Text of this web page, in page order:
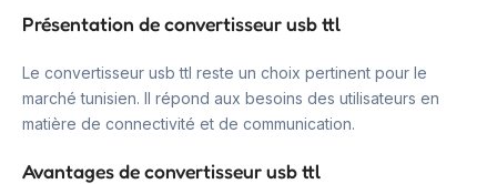
Présentation de convertisseur usb ttl
Le convertisseur usb ttl reste un choix pertinent pour le
marché tunisien. Il répond aux besoins des utilisateurs en
matière de connectivité et de communication.
Avantages de convertisseur usb ttl